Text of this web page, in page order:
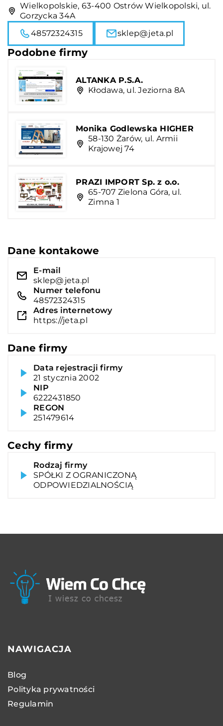
Wielkopolskie, 63-400 Ostrów Wielkopolski, ul.
Gorzycka 34A
48572324315
sklep@jeta.pl
Podobne firmy
ALTANKA P.S.A.
Kłodawa, ul. Jeziorna 8A
Monika Godlewska HIGHER
58-130 Żarów, ul. Armii
Krajowej 74
PRAZI IMPORT Sp. z o.o.
65-707 Zielona Góra, ul.
Zimna 1
Dane kontakowe
E-mail
sklep@jeta.pl
Numer telefonu
48572324315
Adres internetowy
https://jeta.pl
Dane firmy
Data rejestracji firmy
21 stycznia 2002
NIP
6222431850
REGON
251479614
Cechy firmy
Rodzaj firmy
SPÓŁKI Z OGRANICZONĄ
ODPOWIEDZIALNOŚCIĄ
NAWIGACJA
Blog
Polityka prywatności
Regulamin